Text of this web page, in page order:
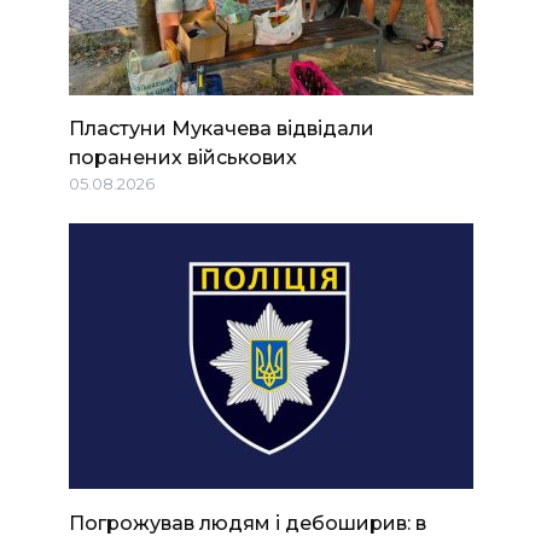
Пластуни Мукачева відвідали
поранених військових
05.08.2026
Погрожував людям і дебоширив: в